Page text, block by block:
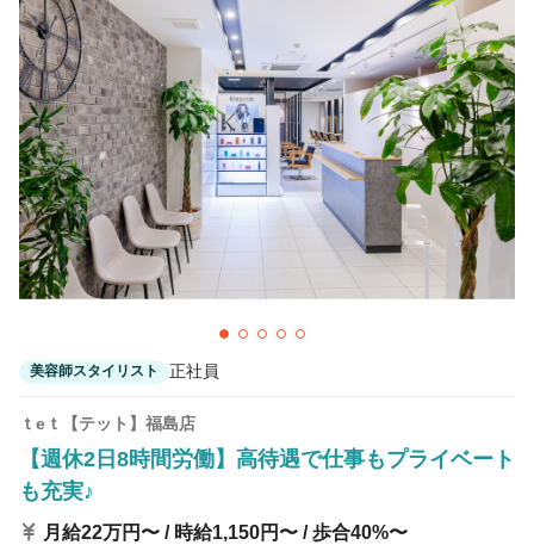
美容師スタイリスト 正社員
ｔeｔ【テット】福島店
【週休2日8時間労働】高待遇で仕事もプライベート
も充実♪
月給22万円〜 / 時給1,150円〜 / 歩合40%〜